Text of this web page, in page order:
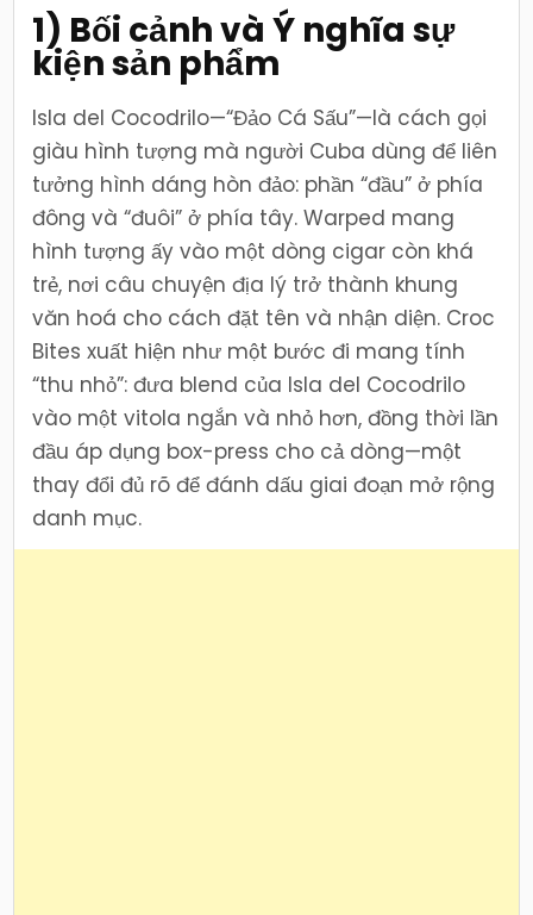
1) Bối cảnh và Ý nghĩa sự
kiện sản phẩm
Isla del Cocodrilo—“Đảo Cá Sấu”—là cách gọi
giàu hình tượng mà người Cuba dùng để liên
tưởng hình dáng hòn đảo: phần “đầu” ở phía
đông và “đuôi” ở phía tây. Warped mang
hình tượng ấy vào một dòng cigar còn khá
trẻ, nơi câu chuyện địa lý trở thành khung
văn hoá cho cách đặt tên và nhận diện. Croc
Bites xuất hiện như một bước đi mang tính
“thu nhỏ”: đưa blend của Isla del Cocodrilo
vào một vitola ngắn và nhỏ hơn, đồng thời lần
đầu áp dụng box-press cho cả dòng—một
thay đổi đủ rõ để đánh dấu giai đoạn mở rộng
danh mục.